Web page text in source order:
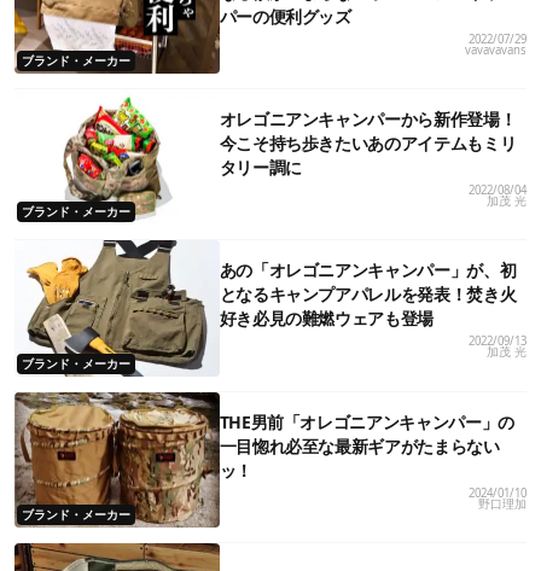
ブランド・メーカー
パーの便利グッズ
2022/07/29
vavavavans
ブランド・メーカー
オレゴニアンキャンパーから新作登場！
今こそ持ち歩きたいあのアイテムもミリ
タリー調に
2022/08/04
加茂 光
ブランド・メーカー
あの「オレゴニアンキャンパー」が、初
となるキャンプアパレルを発表！焚き火
好き必見の難燃ウェアも登場
2022/09/13
加茂 光
ブランド・メーカー
THE男前「オレゴニアンキャンパー」の
一目惚れ必至な最新ギアがたまらない
ッ！
2024/01/10
野口理加